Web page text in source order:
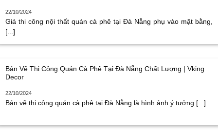
22/10/2024
Giá thi công nội thất quán cà phê tại Đà Nẵng phụ vào mặt bằng,
[...]
Bản Vẽ Thi Công Quán Cà Phê Tại Đà Nẵng Chất Lượng | Vking
Decor
22/10/2024
Bản vẽ thi công quán cà phê tại Đà Nẵng là hình ảnh ý tưởng [...]